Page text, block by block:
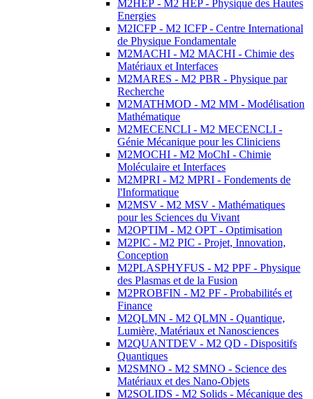
M2HEP - M2 HEP - Physique des Hautes
Energies
M2ICFP - M2 ICFP - Centre International
de Physique Fondamentale
M2MACHI - M2 MACHI - Chimie des
Matériaux et Interfaces
M2MARES - M2 PBR - Physique par
Recherche
M2MATHMOD - M2 MM - Modélisation
Mathématique
M2MECENCLI - M2 MECENCLI -
Génie Mécanique pour les Cliniciens
M2MOCHI - M2 MoChI - Chimie
Moléculaire et Interfaces
M2MPRI - M2 MPRI - Fondements de
l'Informatique
M2MSV - M2 MSV - Mathématiques
pour les Sciences du Vivant
M2OPTIM - M2 OPT - Optimisation
M2PIC - M2 PIC - Projet, Innovation,
Conception
M2PLASPHYFUS - M2 PPF - Physique
des Plasmas et de la Fusion
M2PROBFIN - M2 PF - Probabilités et
Finance
M2QLMN - M2 QLMN - Quantique,
Lumière, Matériaux et Nanosciences
M2QUANTDEV - M2 QD - Dispositifs
Quantiques
M2SMNO - M2 SMNO - Science des
Matériaux et des Nano-Objets
M2SOLIDS - M2 Solids - Mécanique des